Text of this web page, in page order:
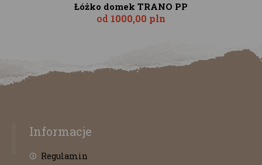
Łóżko domek TRANO PP
od 1000,00 pln
Informacje
Regulamin